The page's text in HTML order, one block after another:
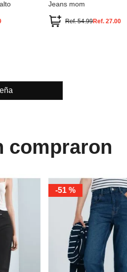
Jeans mom
Ref.54.99Ref. 27.00
compraron
-51 %